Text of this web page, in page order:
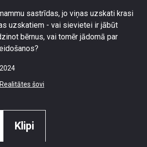
sastrīdas, jo viņas uzskati krasi
uzskatiem - vai sievietei ir jābūt
bērnus, vai tomēr jādomā par
2024
Realitātes šovi
Klipi